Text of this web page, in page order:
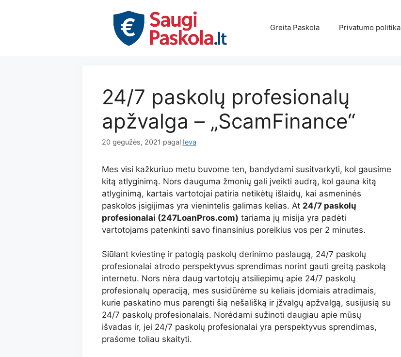
Greita Paskola Privatumo politika
24/7 paskolų profesionalų
apžvalga – „ScamFinance“
20 gegužės, 2021 pagal Ieva
Mes visi kažkuriuo metu buvome ten, bandydami susitvarkyti, kol gausime
kitą atlyginimą. Nors dauguma žmonių gali įveikti audrą, kol gauna kitą
atlyginimą, kartais vartotojai patiria netikėtų išlaidų, kai asmeninės
paskolos įsigijimas yra vienintelis galimas kelias. At 24/7 paskolų
profesionalai (247LoanPros.com) tariama jų misija yra padėti
vartotojams patenkinti savo finansinius poreikius vos per 2 minutes.
Siūlant kviestinę ir patogią paskolų derinimo paslaugą, 24/7 paskolų
profesionalai atrodo perspektyvus sprendimas norint gauti greitą paskolą
internetu. Nors nėra daug vartotojų atsiliepimų apie 24/7 paskolų
profesionalų operaciją, mes susidūrėme su keliais įdomiais atradimais,
kurie paskatino mus parengti šią nešališką ir įžvalgų apžvalgą, susijusią su
24/7 paskolų profesionalais. Norėdami sužinoti daugiau apie mūsų
išvadas ir, jei 24/7 paskolų profesionalai yra perspektyvus sprendimas,
prašome toliau skaityti.